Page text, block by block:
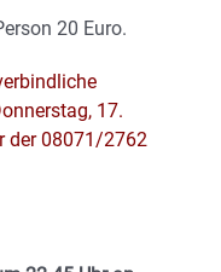
20 Euro.
17.
der 08071/2762